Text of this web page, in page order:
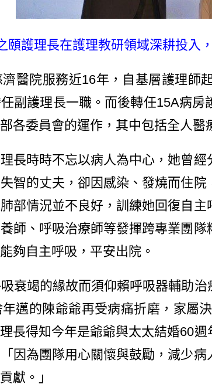
頤護理長在護理教研領域深耕投入
院服務近16年，自基層護理師
副護理長一職。而後轉任15A病
各委員會的運作，其中包括全人
時時不忘以病人為中心，她曾經
智的丈夫，卻因感染、發燒而住
部情況並不良好，訓練她回復自
師、呼吸治療師等發揮跨專業團
夠自主呼吸，平安出院。
竭的緣故而須仰賴呼吸器輔助治
邁的陳爺爺再受病痛折磨，家屬
長得知今年是爺爺與太太結婚60
因為團隊用心關懷與鼓勵，減少
獻。」